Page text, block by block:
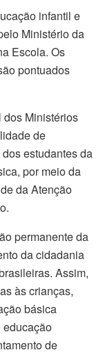
infantil e
Ministério da
Escola. Os
pontuados
dos Ministérios
de
estudantes da
por meio da
da Atenção
permanente da
da cidadania
Assim,
às crianças,
básica
educação
de